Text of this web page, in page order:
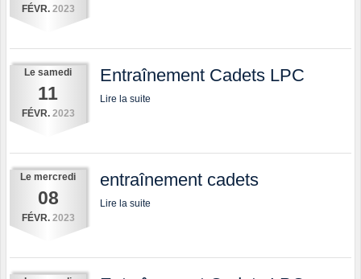
FÉVR. 2023
Le samedi
11
FÉVR. 2023
Entraînement Cadets LPC
Lire la suite
Le mercredi
08
FÉVR. 2023
entraînement cadets
Lire la suite